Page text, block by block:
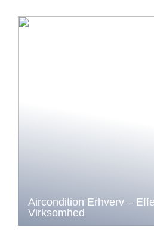
Aircondition Erhverv –
Virksomhed